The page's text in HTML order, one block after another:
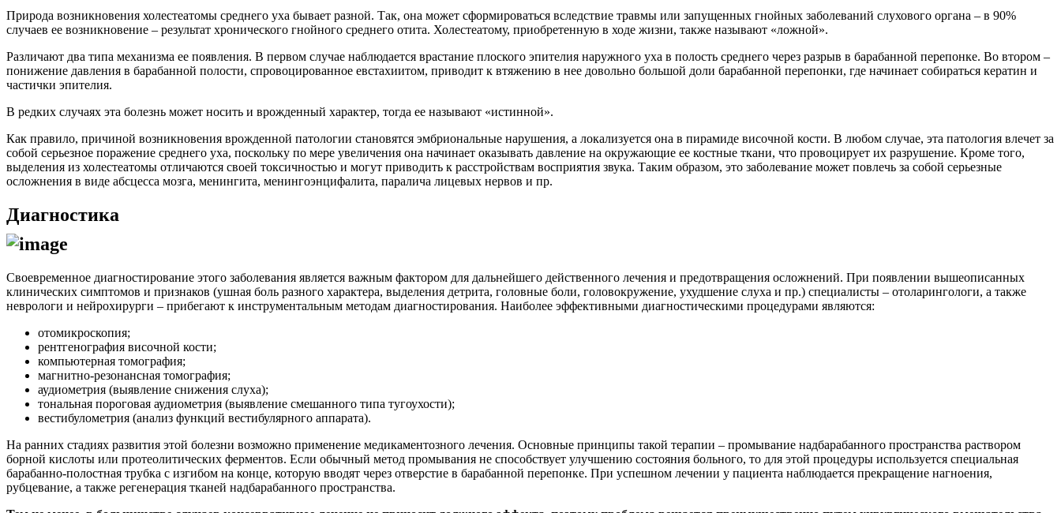
Природа возникновения холестеатомы среднего уха бывает разной. Так, она может сформироваться вследствие травмы или запущенных гнойных заболеваний слухового органа – в 90%
случаев ее возникновение – результат хронического гнойного среднего отита. Холестеатому, приобретенную в ходе жизни, также называют «ложной».
Различают два типа механизма ее появления. В первом случае наблюдается врастание плоского эпителия наружного уха в полость среднего через разрыв в барабанной перепонке. Во втором –
понижение давления в барабанной полости, спровоцированное евстахиитом, приводит к втяжению в нее довольно большой доли барабанной перепонки, где начинает собираться кератин и
частички эпителия.
В редких случаях эта болезнь может носить и врожденный характер, тогда ее называют «истинной».
Как правило, причиной возникновения врожденной патологии становятся эмбриональные нарушения, а локализуется она в пирамиде височной кости. В любом случае, эта патология влечет за
собой серьезное поражение среднего уха, поскольку по мере увеличения она начинает оказывать давление на окружающие ее костные ткани, что провоцирует их разрушение. Кроме того,
выделения из холестеатомы отличаются своей токсичностью и могут приводить к расстройствам восприятия звука. Таким образом, это заболевание может повлечь за собой серьезные
осложнения в виде абсцесса мозга, менингита, менингоэнцифалита, паралича лицевых нервов и пр.
Диагностика
Своевременное диагностирование этого заболевания является важным фактором для дальнейшего действенного лечения и предотвращения осложнений. При появлении вышеописанных
клинических симптомов и признаков (ушная боль разного характера, выделения детрита, головные боли, головокружение, ухудшение слуха и пр.) специалисты – отоларингологи, а также
неврологи и нейрохирурги – прибегают к инструментальным методам диагностирования. Наиболее эффективными диагностическими процедурами являются:
отомикроскопия;
рентгенография височной кости;
компьютерная томография;
магнитно-резонансная томография;
аудиометрия (выявление снижения слуха);
тональная пороговая аудиометрия (выявление смешанного типа тугоухости);
вестибулометрия (анализ функций вестибулярного аппарата).
На ранних стадиях развития этой болезни возможно применение медикаментозного лечения. Основные принципы такой терапии – промывание надбарабанного пространства раствором
борной кислоты или протеолитических ферментов. Если обычный метод промывания не способствует улучшению состояния больного, то для этой процедуры используется специальная
барабанно-полостная трубка с изгибом на конце, которую вводят через отверстие в барабанной перепонке. При успешном лечении у пациента наблюдается прекращение нагноения,
рубцевание, а также регенерация тканей надбарабанного пространства.